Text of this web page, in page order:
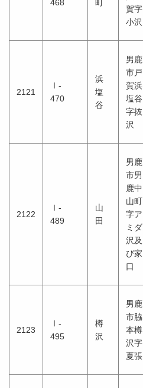
468
町
賀字
小沢
2121
Ⅰ-
470
浜
塩
谷
男鹿
市戸
賀浜
塩谷
字抜
沢
2122
Ⅰ-
489
山
田
男鹿
市男
鹿中
山町
字ア
ミダ
沢及
び家
口
2123
Ⅰ-
495
樽
沢
男鹿
市脇
本樽
沢字
夏張